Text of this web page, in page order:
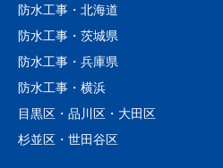
防水工事・北海道
防水工事・茨城県
防水工事・兵庫県
防水工事・横浜
目黒区・品川区・大田区
杉並区・世田谷区